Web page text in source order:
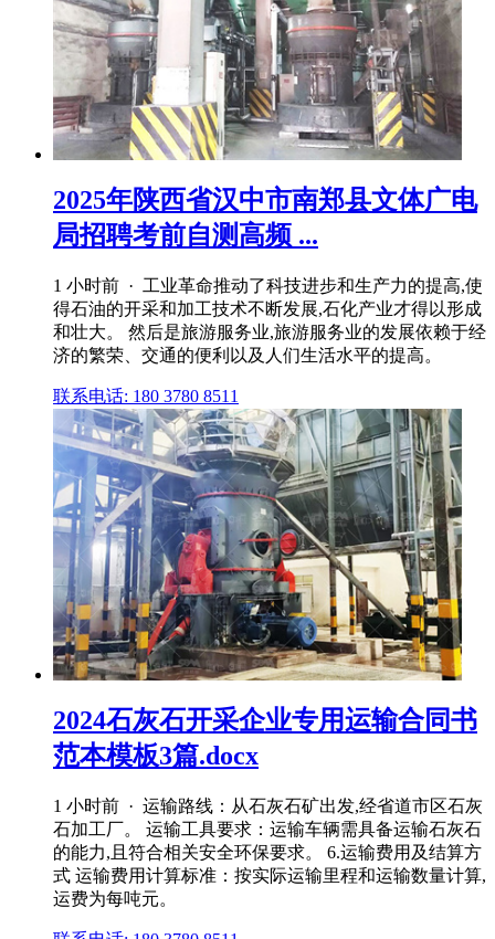
2025年陕西省汉中市南郑县文体广电
局招聘考前自测高频 ...
1 小时前 · 工业革命推动了科技进步和生产力的提高,使
得石油的开采和加工技术不断发展,石化产业才得以形成
和壮大。 然后是旅游服务业,旅游服务业的发展依赖于经
济的繁荣、交通的便利以及人们生活水平的提高。
联系电话: 180 3780 8511
2024石灰石开采企业专用运输合同书
范本模板3篇.docx
1 小时前 · 运输路线：从石灰石矿出发,经省道市区石灰
石加工厂。 运输工具要求：运输车辆需具备运输石灰石
的能力,且符合相关安全环保要求。 6.运输费用及结算方
式 运输费用计算标准：按实际运输里程和运输数量计算,
运费为每吨元。